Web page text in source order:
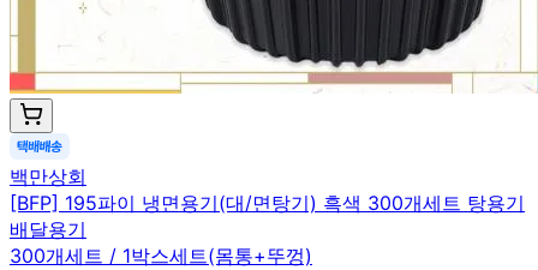
백만상회
[BFP] 195파이 냉면용기(대/면탕기) 흑색 300개세트 탕용기
배달용기
300개세트 / 1박스세트(몸통+뚜껑)